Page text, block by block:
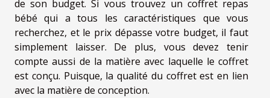
de son budget. Si vous trouvez un coffret repas
bébé qui a tous les caractéristiques que vous
recherchez, et le prix dépasse votre budget, il faut
simplement laisser. De plus, vous devez tenir
compte aussi de la matière avec laquelle le coffret
est conçu. Puisque, la qualité du coffret est en lien
avec la matière de conception.